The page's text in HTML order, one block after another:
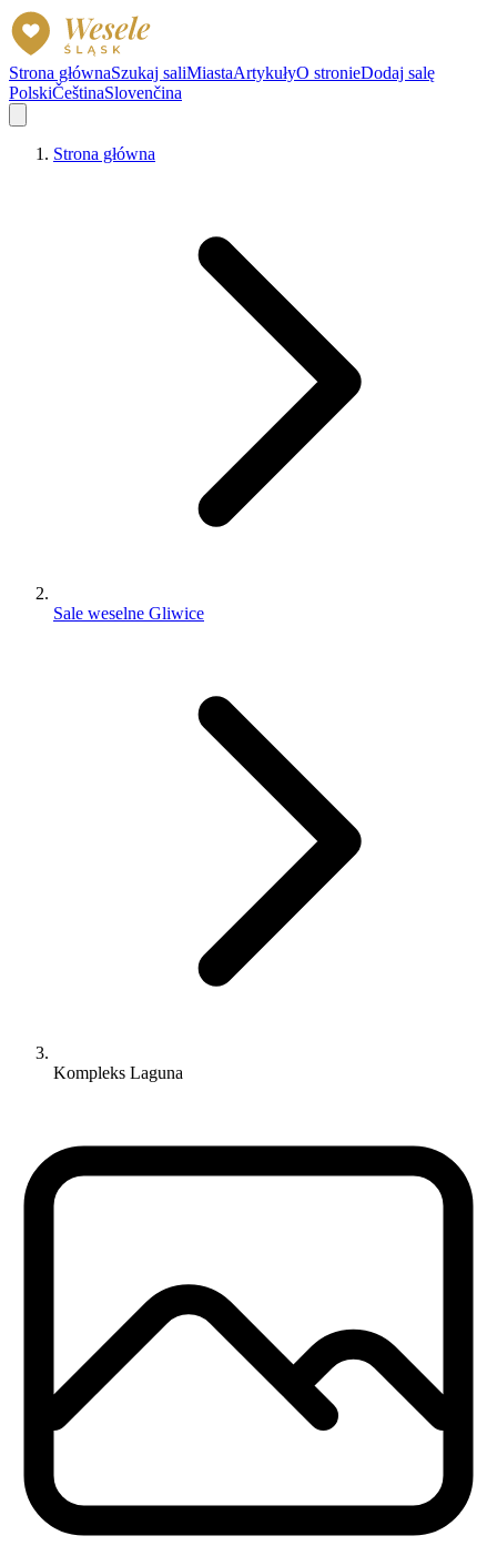
Strona głównaSzukaj saliMiastaArtykułyO stronieDodaj salę
PolskiČeštinaSlovenčina
Strona główna
Sale weselne Gliwice
Kompleks Laguna